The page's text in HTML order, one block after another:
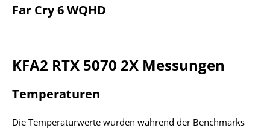
Far Cry 6 WQHD
KFA2 RTX 5070 2X Messungen
Temperaturen
Die Temperaturwerte wurden während der Benchmarks